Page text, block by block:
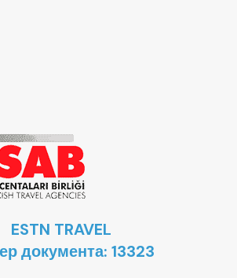
ESTN TRAVEL
документа: 13323